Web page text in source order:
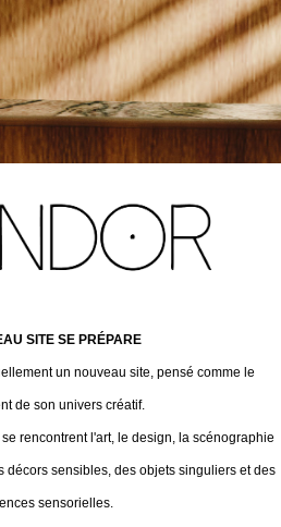
SITE SE PRÉPARE
un nouveau site, pensé comme le
de son univers créatif.
rencontrent l'art, le design, la scénographie
décors sensibles, des objets singuliers et des
sensorielles.